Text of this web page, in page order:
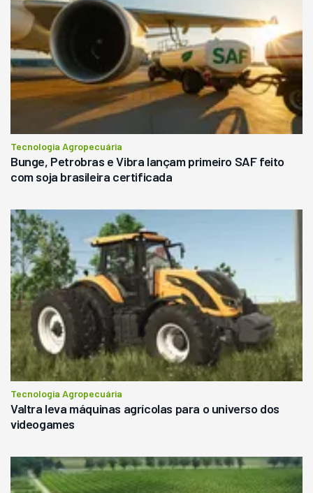
Tecnologia Agropecuária
Bunge, Petrobras e Vibra lançam primeiro SAF feito
com soja brasileira certificada
Tecnologia Agropecuária
Valtra leva máquinas agrícolas para o universo dos
videogames